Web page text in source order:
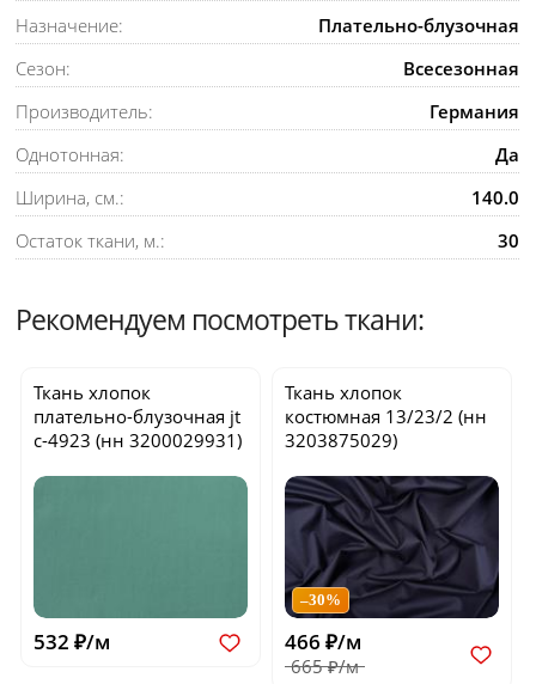
Назначение:
Плательно-блузочная
Сезон:
Всесезонная
Производитель:
Германия
Однотонная:
Да
Ширина, см.:
140.0
Остаток ткани, м.:
30
Рекомендуем посмотреть ткани:
Ткань хлопок
плательно-блузочная jt
c-4923 (нн 3200029931)
532 ₽/м
Ткань хлопок
костюмная 13/23/2 (нн
3203875029)
–30%
466 ₽/м
665 ₽/м